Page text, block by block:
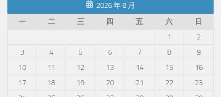
2026 年 8 月
一
二 三 四 五 六
日
1
2
3
4 5 6 7 8
9
10
11 12 13 14 15
16
17
18 19 20 21 22
23